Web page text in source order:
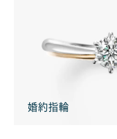
婚約指輪
婚約指輪